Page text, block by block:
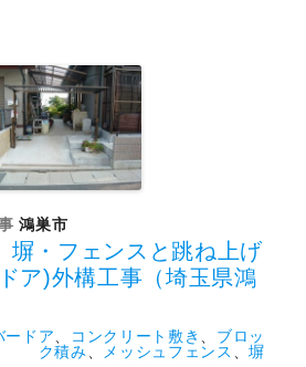
鴻巣市
塀・フェンスと跳ね上げ
ア)外構工事（埼玉県鴻
ードア コンクリート敷き
ブロッ
ク積み
メッシュフェンス 、塀